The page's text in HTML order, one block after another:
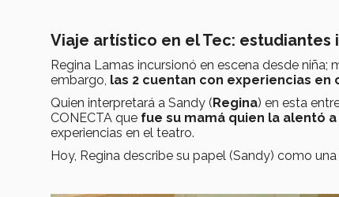
Viaje artístico en el Tec:
Regina Lamas incursionó en escena desde niña;
embargo, las 2 cuentan con experiencias en
Quien interpretará a Sandy (Regina) en esta
CONECTA que fue su mamá quien la alentó
experiencias en el teatro.
Hoy, Regina describe su papel (Sandy) como